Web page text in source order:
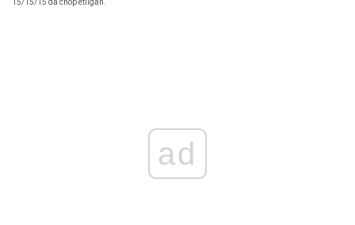
15/15/15 da chop etilgan.
ad